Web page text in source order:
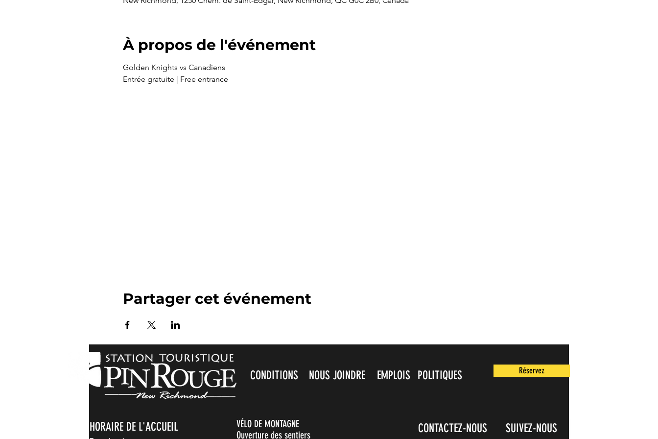
À propos de l'événement
Golden Knights vs Canadiens
Entrée gratuite | Free entrance
Partager cet événement
HORAIRE DE L'ACCUEIL
CONDITIONS NOUS JOINDRE EMPLOIS POLITIQUES Réservez
VÉLO DE MONTAGNE
Ouverture des sentiers
CONTACTEZ-NOUS SUIVEZ-NOUS